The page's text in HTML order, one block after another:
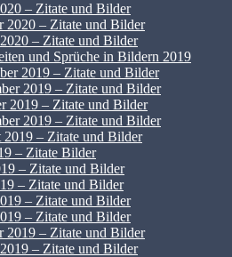
– Zitate und Bilder
2020 – Zitate und Bilder
– Zitate und Bilder
und Sprüche in Bildern 2019
2019 – Zitate und Bilder
2019 – Zitate und Bilder
2019 – Zitate und Bilder
2019 – Zitate und Bilder
2019 – Zitate und Bilder
– Zitate Bilder
– Zitate und Bilder
– Zitate und Bilder
– Zitate und Bilder
– Zitate und Bilder
2019 – Zitate und Bilder
– Zitate und Bilder